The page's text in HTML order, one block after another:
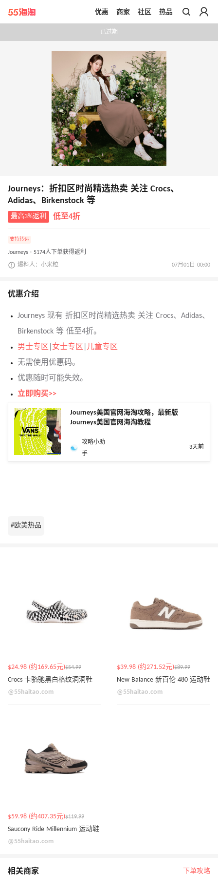
带你去官网买正品
优惠 商家 社区 热品
已过期
Journeys：折扣区时尚精选热卖 关注 Crocs、
Adidas、Birkenstock 等
最高3%返利 低至4折
支持转运
Journeys · 5174人下单获得返利
爆料人：小米粒 07月01日 00:00
优惠介绍
Journeys 现有 折扣区时尚精选热卖 关注 Crocs、Adidas、
Birkenstock 等 低至4折。
男士专区
女士专区
儿童专区
无需使用优惠码。
优惠随时可能失效。
立即购买>>
Journeys美国官网海淘攻略，最新版
Journeys美国官网海淘教程
攻略小助
手
3天前
#欧美热品
$24.98 (约169.65元)$54.99
Crocs 卡骆驰黑白格纹洞洞鞋
@55haitao.com
$39.98 (约271.52元)$89.99
New Balance 新百伦 480 运动鞋
@55haitao.com
$59.98 (约407.35元)$119.99
Saucony Ride Millennium 运动鞋
@55haitao.com
相关商家 下单攻略